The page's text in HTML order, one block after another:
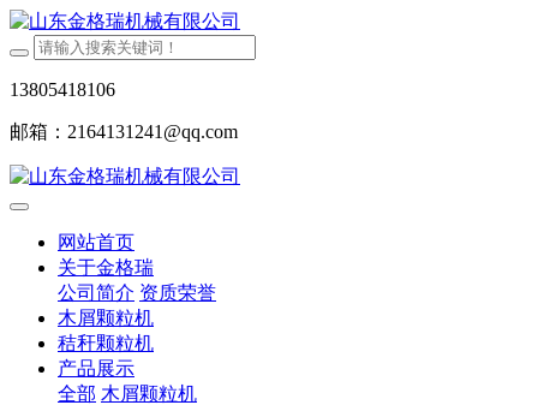
13805418106
邮箱：2164131241@qq.com
网站首页
关于金格瑞
公司简介 资质荣誉
木屑颗粒机
秸秆颗粒机
产品展示
全部 木屑颗粒机